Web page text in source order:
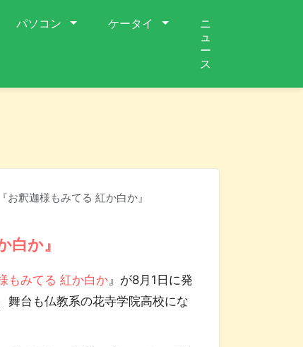
パソコン ケータイ
ニ
ュ
ー
ス
お釈迦様もみてる 紅か白か』
か』
もみてる 紅か白か』が8月1日に発
舞台も仏教系の花寺学院高校にな